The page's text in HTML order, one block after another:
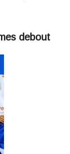
debout